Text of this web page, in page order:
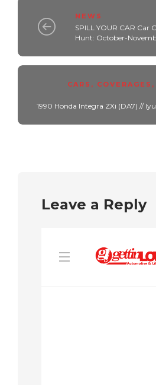
NEWS
SPILL YOUR CAR Car
Hunt: October-
CARS , COVERAGES ,
1990 Honda Integra ZXi (DA7) //
Leave a Reply